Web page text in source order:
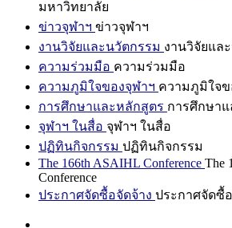
มหาวิทยาลัย
ข่าวจุฬาฯ ข่าวจุฬาฯ
งานวิจัยและนวัตกรรม งานวิจัยแล
ความร่วมมือ ความร่วมมือ
ความภูมิใจของจุฬาฯ ความภูมิใจข
การศึกษาและหลักสูตร การศึกษา
จุฬาฯ ในสื่อ จุฬาฯ ในสื่อ
ปฏิทินกิจกรรม ปฏิทินกิจกรรม
The 166th ASAIHL Conference The
Conference
ประกาศจัดซื้อจัดจ้าง ประกาศจัดซื้